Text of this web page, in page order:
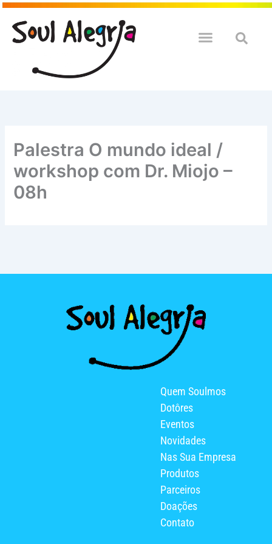
Ir
para
Palestra O mundo ideal /
workshop com Dr. Miojo –
08h
Quem Soulmos
Dotôres
Eventos
Novidades
Nas Sua Empresa
Produtos
Parceiros
Doações
Contato